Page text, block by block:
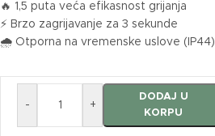
🔥 1,5 puta veća efikasnost grijanja
⚡ Brzo zagrijavanje za 3 sekunde
🌧️ Otporna na vremenske uslove (IP44)
- +
DODAJ U
KORPU